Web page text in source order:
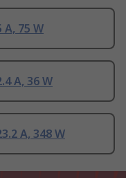
A, 75 W
A, 36 W
A, 348 W